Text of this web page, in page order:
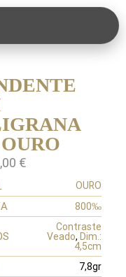
€
OURO
800‰
Contraste
Veado, Dim.:
4,5cm
7,8gr